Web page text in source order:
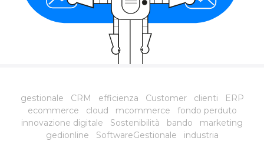
gestionale CRM efficienza Customer clienti
ERP
ecommerce
cloud mcommerce
fondo perduto
innovazione digitale
Sostenibilità bando
marketing
gedionline
SoftwareGestionale
industria